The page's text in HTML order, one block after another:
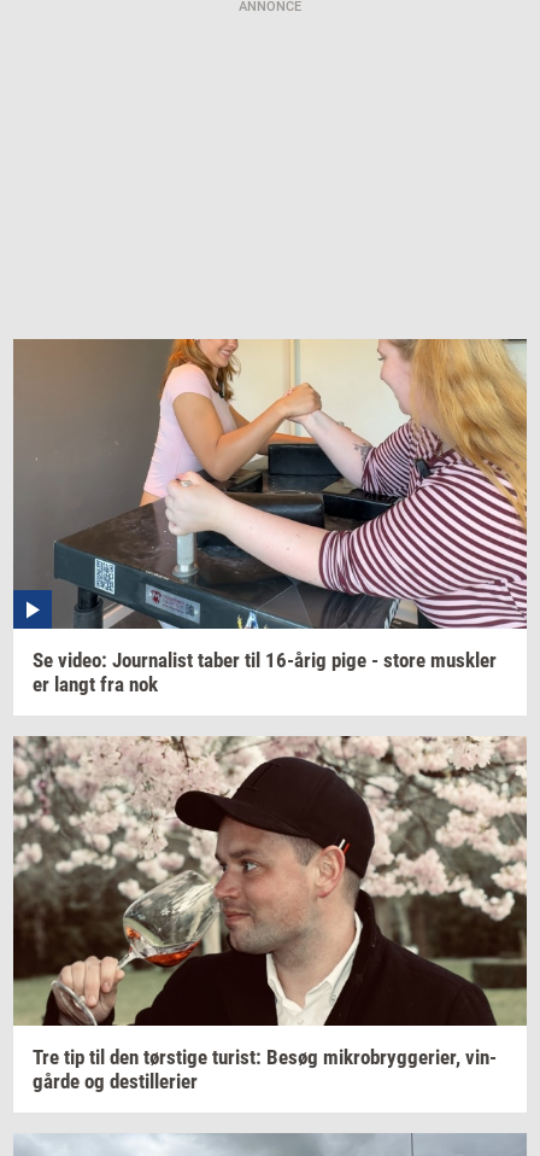
ANNONCE
Se video: Jour­na­list taber til 16-årig pige - store mus­k­ler
er langt fra nok
Tre tip til den tørsti­ge turist: Besøg mi­kro­bryg­ge­ri­er, vin­
går­de og destil­le­ri­er